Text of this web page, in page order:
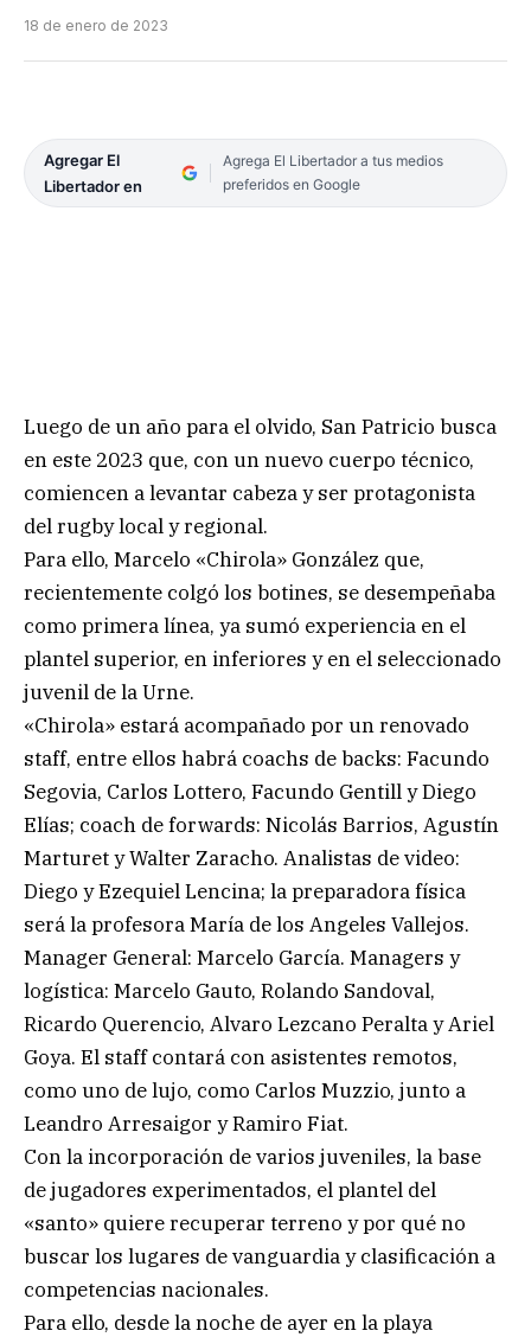
18 de enero de 2023
Agregar El
Libertador en
Agrega El Libertador a tus medios
preferidos en Google
Luego de un año para el olvido, San Patricio busca
en este 2023 que, con un nuevo cuerpo técnico,
comiencen a levantar cabeza y ser protagonista
del rugby local y regional.
Para ello, Marcelo «Chirola» González que,
recientemente colgó los botines, se desempeñaba
como primera línea, ya sumó experiencia en el
plantel superior, en inferiores y en el seleccionado
juvenil de la Urne.
«Chirola» estará acompañado por un renovado
staff, entre ellos habrá coachs de backs: Facundo
Segovia, Carlos Lottero, Facundo Gentill y Diego
Elías; coach de forwards: Nicolás Barrios, Agustín
Marturet y Walter Zaracho. Analistas de video:
Diego y Ezequiel Lencina; la preparadora física
será la profesora María de los Angeles Vallejos.
Manager General: Marcelo García. Managers y
logística: Marcelo Gauto, Rolando Sandoval,
Ricardo Querencio, Alvaro Lezcano Peralta y Ariel
Goya. El staff contará con asistentes remotos,
como uno de lujo, como Carlos Muzzio, junto a
Leandro Arresaigor y Ramiro Fiat.
Con la incorporación de varios juveniles, la base
de jugadores experimentados, el plantel del
«santo» quiere recuperar terreno y por qué no
buscar los lugares de vanguardia y clasificación a
competencias nacionales.
Para ello, desde la noche de ayer en la playa